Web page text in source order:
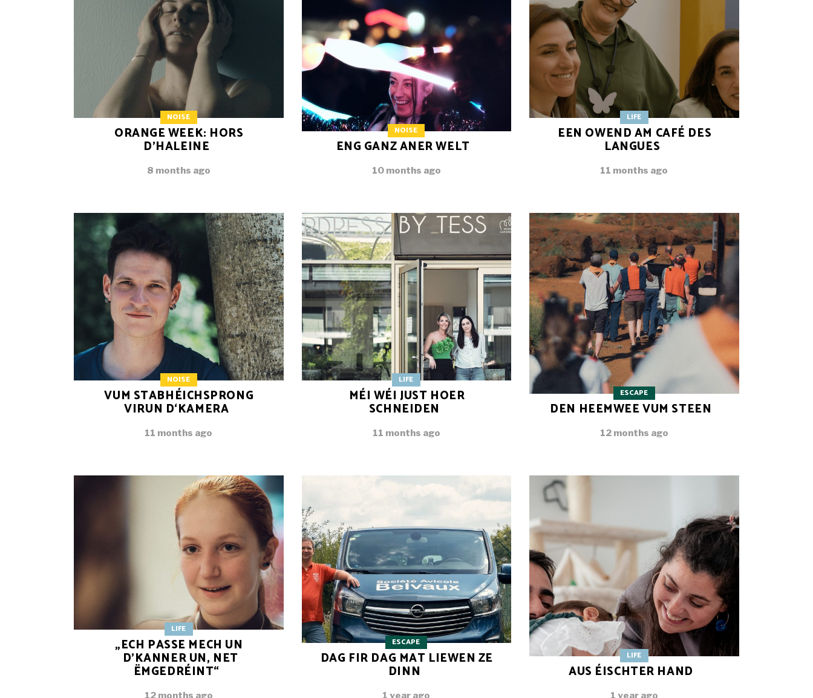
NOISE
ORANGE WEEK: HORS
D’HALEINE
8 months ago
NOISE
ENG GANZ ANER WELT
10 months ago
LIFE
EEN OWEND AM CAFÉ DES
LANGUES
11 months ago
NOISE
VUM STABHÉICHSPRONG
VIRUN D‘KAMERA
11 months ago
LIFE
MÉI WÉI JUST HOER
SCHNEIDEN
11 months ago
ESCAPE
DEN HEEMWEE VUM STEEN
12 months ago
LIFE
„ECH PASSE MECH UN
D’KANNER UN, NET
ËMGEDRÉINT“
ESCAPE
DAG FIR DAG MAT LIEWEN ZE
DINN
LIFE
AUS ÉISCHTER HAND